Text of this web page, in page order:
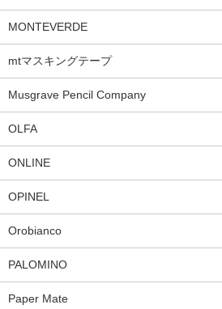
MONTEVERDE
mtマスキングテープ
Musgrave Pencil Company
OLFA
ONLINE
OPINEL
Orobianco
PALOMINO
Paper Mate